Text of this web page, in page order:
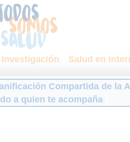
Investigación Salud en
Compartida de la
a quien te acompaña